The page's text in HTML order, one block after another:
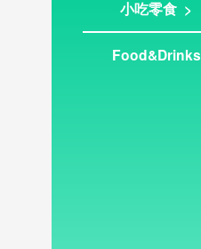
小吃零食 >
Food&Drinks